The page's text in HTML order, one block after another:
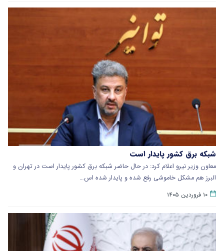
شبکه برق کشور پایدار است
معاون وزیر نیرو اعلام کرد: در حال حاضر شبکه برق کشور پایدار است در تهران و
البرز هم مشکل خاموشی رفع شده و پایدار شده اس…
۱۰ فروردین ۱۴۰۵